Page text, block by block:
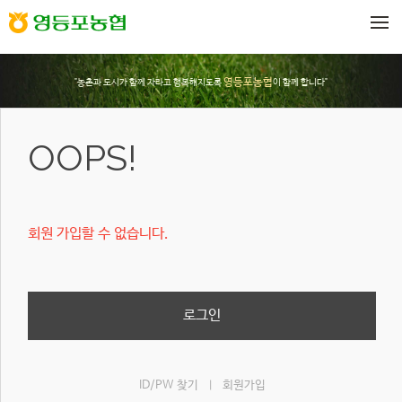
"농촌과 도시가 함께 자라고 행복해지도록영등포농협이 함께 합니다"
OOPS!
회원 가입할 수 없습니다.
로그인
ID/PW 찾기 회원가입